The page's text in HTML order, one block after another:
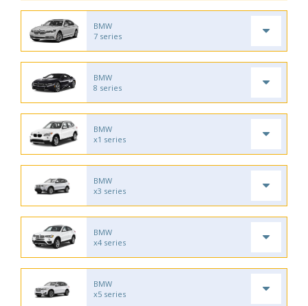
BMW
7 series
BMW
8 series
BMW
x1 series
BMW
x3 series
BMW
x4 series
BMW
x5 series